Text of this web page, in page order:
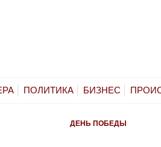
ПОЛИТИКА БИЗНЕС
ДЕНЬ ПОБЕДЫ